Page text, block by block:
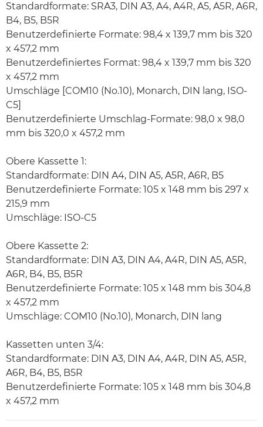
Standardformate: SRA3, DIN A3, A4, A4R, A5, A5R, A6R,
B4, B5, B5R
Benutzerdefinierte Formate: 98,4 x 139,7 mm bis 320
x 457,2 mm
Benutzerdefiniertes Format: 98,4 x 139,7 mm bis 320
x 457,2 mm
Umschläge [COM10 (No.10), Monarch, DIN lang, ISO-
C5]
Benutzerdefinierte Umschlag-Formate: 98,0 x 98,0
mm bis 320,0 x 457,2 mm
Obere Kassette 1:
Standardformate: DIN A4, DIN A5, A5R, A6R, B5
Benutzerdefinierte Formate: 105 x 148 mm bis 297 x
215,9 mm
Umschläge: ISO-C5
Obere Kassette 2:
Standardformate: DIN A3, DIN A4, A4R, DIN A5, A5R,
A6R, B4, B5, B5R
Benutzerdefinierte Formate: 105 x 148 mm bis 304,8
x 457,2 mm
Umschläge: COM10 (No.10), Monarch, DIN lang
Kassetten unten 3/4:
Standardformate: DIN A3, DIN A4, A4R, DIN A5, A5R,
A6R, B4, B5, B5R
Benutzerdefinierte Formate: 105 x 148 mm bis 304,8
x 457,2 mm